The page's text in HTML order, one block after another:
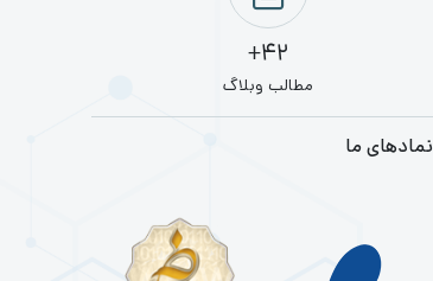
42+
مطالب وبلاگ
نمادهای ما